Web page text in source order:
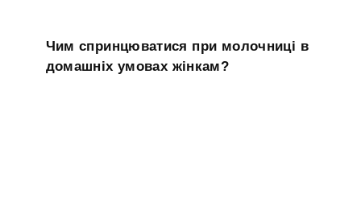
Чим спринцюватися при молочниці в
домашніх умовах жінкам?